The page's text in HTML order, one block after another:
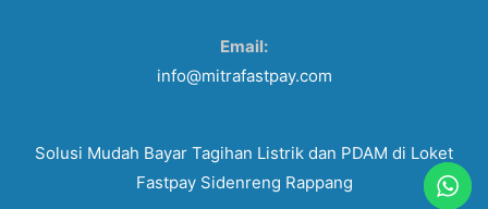
Email:
info@mitrafastpay.com
Solusi Mudah Bayar Tagihan Listrik dan PDAM di Loket
Fastpay Sidenreng Rappang